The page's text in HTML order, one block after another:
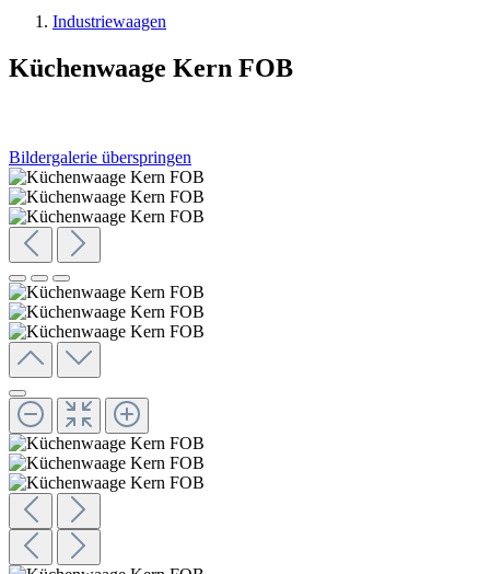
Industriewaagen
Küchenwaage Kern FOB
Bildergalerie überspringen